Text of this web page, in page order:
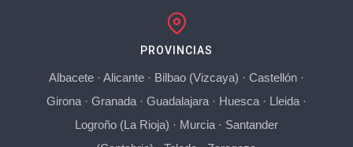
PROVINCIAS
Albacete· Alicante· Bilbao (Vizcaya) · Castellón·
Girona· Granada· Guadalajara· Huesca· Lleida·
Logroño (La Rioja) · Murcia· Santander